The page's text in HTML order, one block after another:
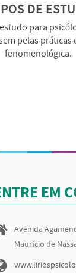
DE
para
pelas práticas
fenomenológica.
EM
Avenida
Maurício de